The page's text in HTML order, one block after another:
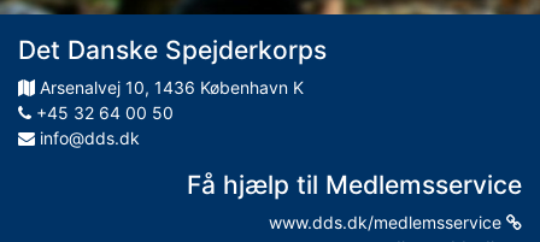
Det Danske Spejderkorps
Arsenalvej 10, 1436 København K
+45 32 64 00 50
info@dds.dk
Få hjælp til Medlemsservice
www.dds.dk/medlemsservice